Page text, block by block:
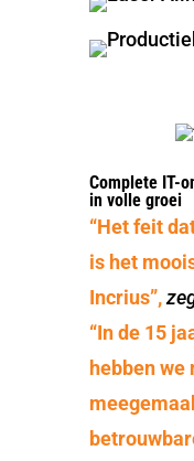
Complete IT-
in volle groei
“Het feit
is het
Incrius”,
“In de 15
hebben